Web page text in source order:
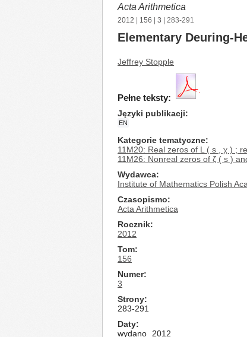
Acta Arithmetica
2012 156 3 | 283-291
Elementary Deuring-
Jeffrey Stopple
Pełne teksty:
Języki publikacji
EN
Kategorie tematyczne
11M20: Real zeros of L ( s , χ ) ;
11M26: Nonreal zeros of ζ ( s )
Wydawca
Institute of Mathematics Polish
Czasopismo
Acta Arithmetica
Rocznik
2012
Tom
156
Numer
3
Strony
283-291
Daty
wydano
2012